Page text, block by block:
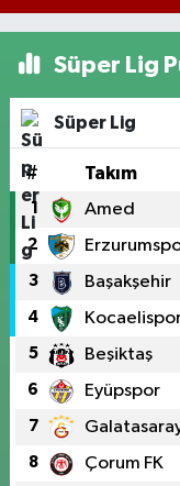
Süper Lig
Süper Lig
# Takım
1 Amed
2
3 Başakşehir
4
5 Beşiktaş
6 Eyüpspor
7
8 Çorum FK